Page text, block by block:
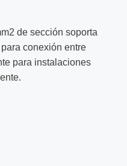
de sección soporta
conexión entre
para instalaciones